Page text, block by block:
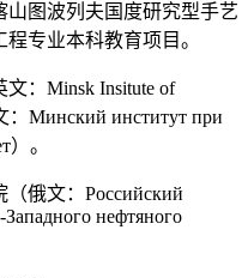
图波列夫国度研究型手艺
专业本科教育项目。
：Minsk Insitute of
：Минский институт при
）。
俄文：Российский
нефтяного